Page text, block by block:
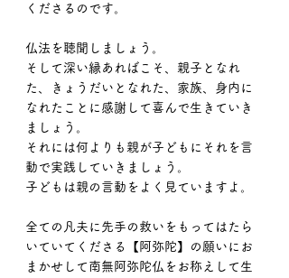
くださるのです。
仏法を聴聞しましょう。
そして深い縁あればこそ、親子となれ
た、きょうだいとなれた、家族、身内に
なれたことに感謝して喜んで生きていき
ましょう。
それには何よりも親が子どもにそれを言
動で実践していきましょう。
子どもは親の言動をよく見ていますよ。
全ての凡夫に先手の救いをもってはたら
いていてくださる【阿弥陀】の願いにお
まかせして南無阿弥陀仏をお称えして生